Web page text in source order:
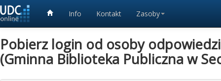
Info Kontakt Zasoby
Pobierz login od osoby
(Gminna Biblioteka Publiczna w